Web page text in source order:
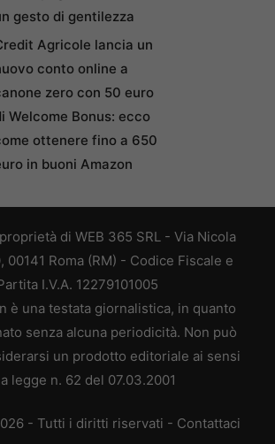
gesto di gentilezza
Agricole lancia un
conto online a
zero con 50 euro
Welcome Bonus: ecco
ottenere fino a 650
in buoni Amazon
di WEB 365 SRL - Via Nicola
00141 Roma (RM) - Codice Fiscale e
I.V.A. 12279101005
è una testata giornalistica, in quanto
senza alcuna periodicità. Non può
un prodotto editoriale ai sensi
legge n. 62 del 07.03.2001
- Tutti i diritti riservati - Contattaci